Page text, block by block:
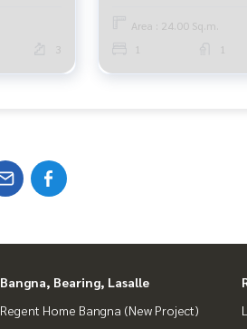
3
Area : 24.00 Sq.m.
1
1
Bangna, Bearing, Lasalle
Regent Home Bangna (New Project)